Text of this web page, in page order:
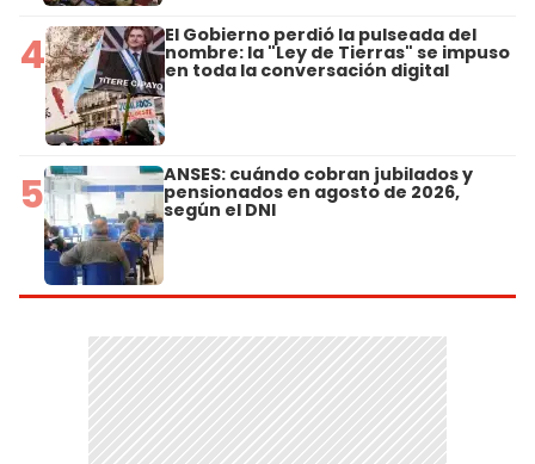
4 El Gobierno perdió la pulseada del
nombre: la "Ley de Tierras" se impuso
en toda la conversación digital
5 ANSES: cuándo cobran jubilados y
pensionados en agosto de 2026,
según el DNI